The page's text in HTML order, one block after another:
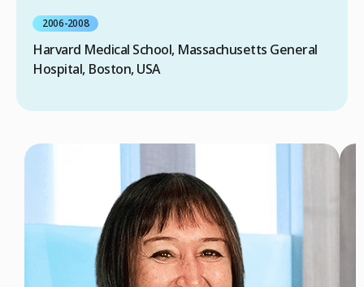
2006-2008
Harvard Medical School, Massachusetts General
Hospital, Boston, USA